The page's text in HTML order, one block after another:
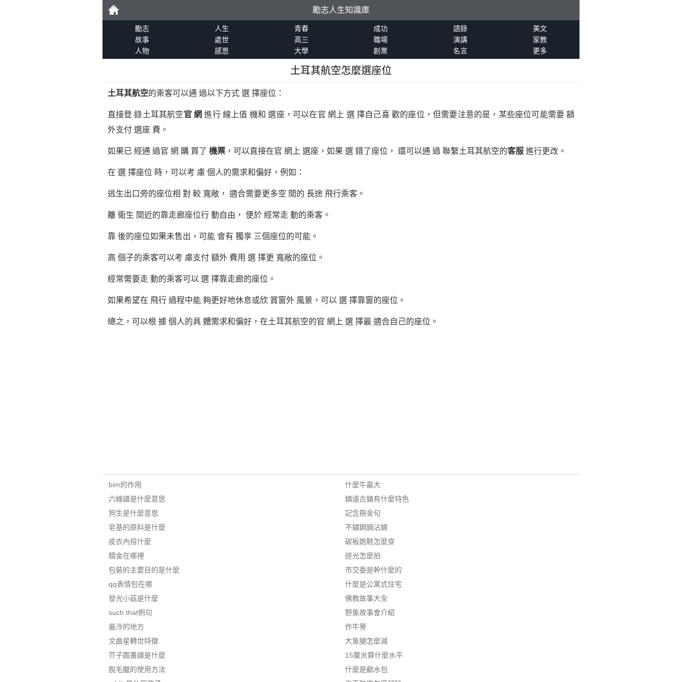
勵
勵志人生知識庫
勵志 人生 青春 成功 語錄
美文
故事
處世 高三 職場 演講
家教
人物
感恩 大學 創業 名言 更多
土耳其航空怎麼選座位
土耳其航空的乘客可以通 過以下方式 選 擇座位：
直接登 錄土耳其航空官 網 進行 線上值 機和 選座，可以在官 網上 選 擇自己喜 歡的座位，但需要注意的是，某些座位可能需要 額
外支付 選座 費。
如果已 經通 過官 網 購 買了 機票，可以直接在官 網上 選座，如果 選 錯了座位， 還可以通 過 聯繫土耳其航空的客服進行更改。
在 選 擇座位 時，可以考 慮 個人的需求和偏好，例如：
逃生出口旁的座位相 對 較 寬敞， 適合需要更多空 間的 長途 飛行乘客。
離 衛生 間近的靠走廊座位行 動自由， 便於 經常走 動的乘客。
靠 後的座位如果未售出，可能 會有 獨享 三個座位的可能。
高 個子的乘客可以考 慮支付 額外 費用 選 擇更 寬敞的座位。
經常需要走 動的乘客可以 選 擇靠走廊的座位。
如果希望在 飛行 過程中能 夠更好地休息或欣 賞窗外 風景，可以 選 擇靠窗的座位。
總之，可以根 據 個人的具 體需求和偏好，在土耳其航空的官 網上 選 擇最 適合自己的座位。
bim的作用
六線譜是什麼意思
狗生是什麼意思
皂基的原料是什麼
皮衣內搭什麼
精金在哪裡
包裝的主要目的是什麼
qq表情包在哪
發光小菇是什麼
such that例句
最泠的地方
文曲星轉世特徵
芥子園畫譜是什麼
脫毛臘的使用方法
什麼牛最大
鎮遠古鎮有什麼特色
記念冊金句
不鏽鋼鍋沾鍋
碳板跑鞋怎麼穿
逆光怎麼拍
市交委是幹什麼的
什麼是公寓式住宅
佛教故事大全
野象故事會介紹
炸牛篣
大象腿怎麼減
15厘米算什麼水平
什麼是鹼水包